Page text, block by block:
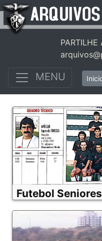
PARTILHE
MENU
Futebol Seniores